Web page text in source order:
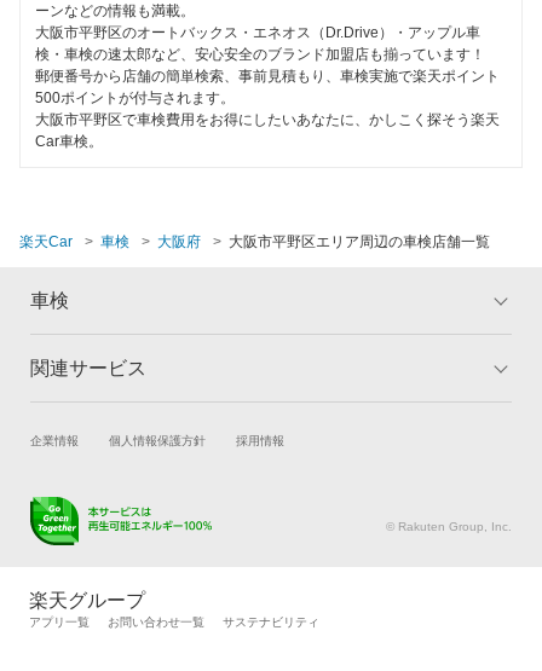
大阪市都島区
大阪市淀川区
大阪市
ーンなどの情報も満載。
大阪市平野区のオートバックス・エネオス（Dr.Drive）・アップル車
検・車検の速太郎など、安心安全のブランド加盟店も揃っています！
郵便番号から店舗の簡単検索、事前見積もり、車検実施で楽天ポイント
500ポイントが付与されます。
大阪市平野区で車検費用をお得にしたいあなたに、かしこく探そう楽天
Car車検。
楽天Car 車検 大阪府 大阪市平野区エリア周辺の車検店舗一覧
車検
トップ
車検の基礎知識 キャンペーン一覧
関連サービス
試乗・商談 新車購入
キズ修理予約
メンテナンス管理
タイヤ交換サービス
自動車カタログ 自動車保険
企業情報 個人情報保護方針 採用情報
© Rakuten Group, Inc.
楽天グループ
アプリ一覧 お問い合わせ一覧 サステナビリティ